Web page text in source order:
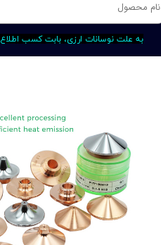
به علت نوسانات ارزی، بابت کسب